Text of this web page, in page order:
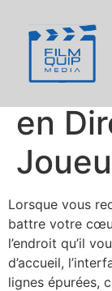
en
Lorsque vous
battre votre
l’endroit qu’il
d’accueil,
lignes épurées,